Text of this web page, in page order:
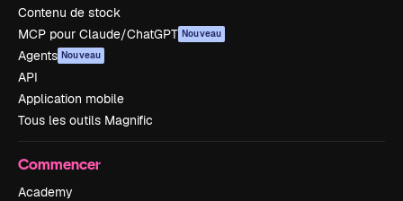
Contenu de stock
MCP pour Claude/ChatGPT Nouveau
Agents Nouveau
API
Application mobile
Tous les outils Magnific
Commencer
Academy